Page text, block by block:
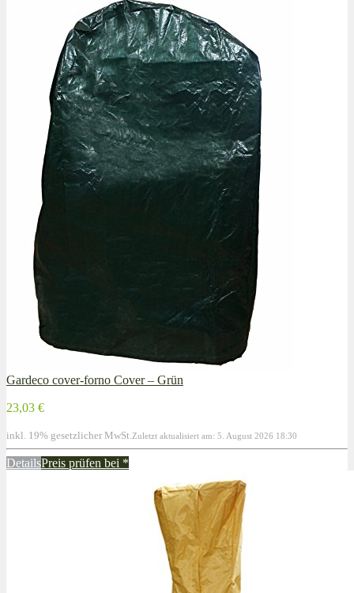
Gardeco cover-forno Cover – Grün
23,03 €
inkl. 19% gesetzlicher MwSt. Zuletzt aktualisiert am: 5. August 2026 18:30
DetailsPreis prüfen bei *